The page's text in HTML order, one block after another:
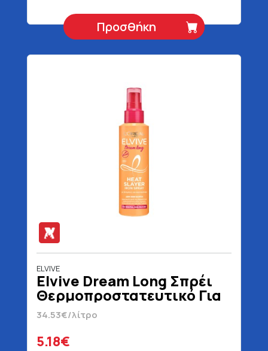
Προσθήκη
ELVIVE
Elvive Dream Long Σπρέι
Θερμοπροστατευτικό Για
Μακριά & Λεία Μαλλιά 150
ml
34.53€/λίτρο
5.18€